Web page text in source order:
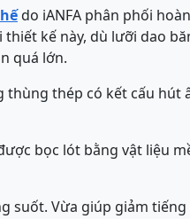
do iANFA phân phối
thiết kế này, dù lưỡi dao
quá lớn.
thép có kết cấu hút
bọc lót bằng vật liệu
suốt. Vừa giúp giảm